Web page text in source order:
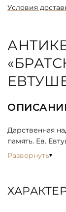
Условия
Дарственная
память. Ев.
Поэма была
Развернуть